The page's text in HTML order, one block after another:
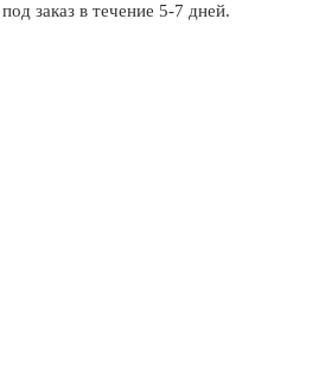
заказ в течение 5-7 дней.